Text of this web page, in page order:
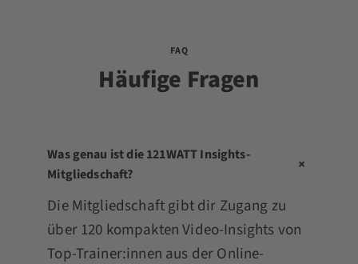
FAQ
Häufige Fragen
Was genau ist die 121WATT Insights-
Mitgliedschaft?
+
Die Mitgliedschaft gibt dir Zugang zu
über 120 kompakten Video-Insights von
Top-Trainer:innen aus der Online-